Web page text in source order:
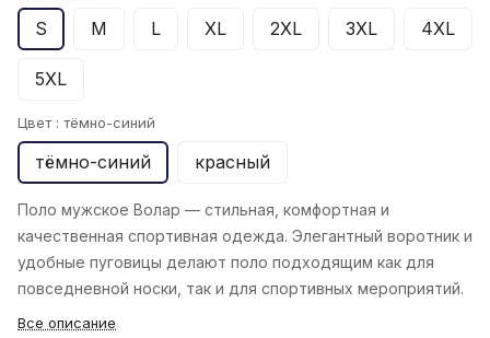
S M L XL 2XL 3XL 4XL
5XL
Цвет : тёмно-синий
тёмно-синий красный
Поло мужское Волар — стильная, комфортная и
качественная спортивная одежда. Элегантный воротник и
удобные пуговицы делают поло подходящим как для
повседневной носки, так и для спортивных мероприятий.
Все описание